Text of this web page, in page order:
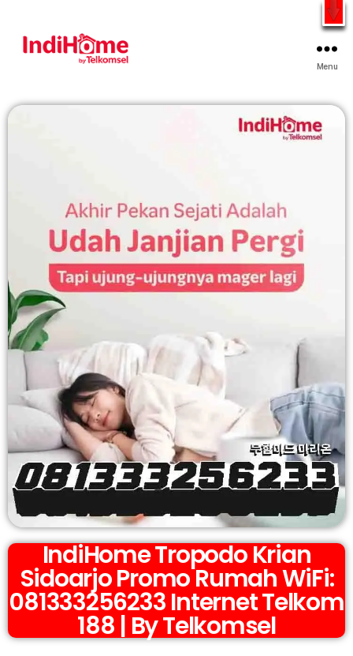
Gratis Pasang Dengan Bayar PDD2 | WiFi 200Rb an By
Menu
IndiHome Tropodo Krian
Sidoarjo Promo Rumah WiFi:
081333256233 Internet Telkom
188 | By Telkomsel